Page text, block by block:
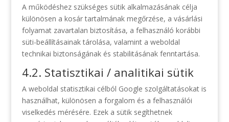
A működéshez szükséges sütik alkalmazásának célja
különösen a kosár tartalmának megőrzése, a vásárlási
folyamat zavartalan biztosítása, a felhasználó korábbi
süti-beállításainak tárolása, valamint a weboldal
technikai biztonságának és stabilitásának fenntartása.
4.2. Statisztikai / analitikai sütik
A weboldal statisztikai célból Google szolgáltatásokat is
használhat, különösen a forgalom és a felhasználói
viselkedés mérésére. Ezek a sütik segíthetnek